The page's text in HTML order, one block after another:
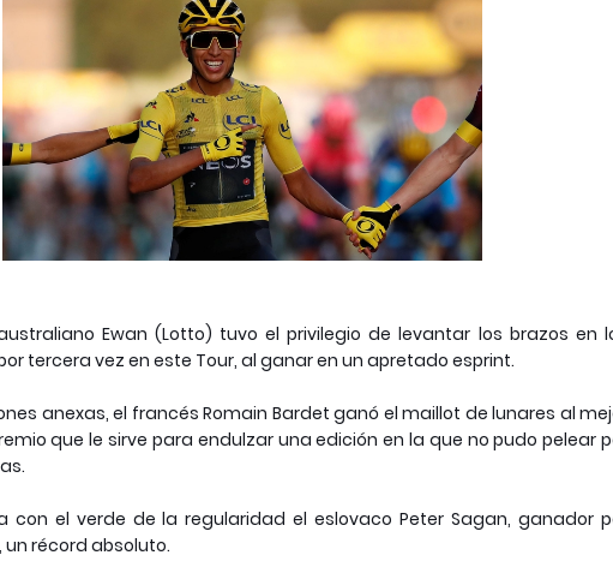
Ewan (Lotto) tuvo el privilegio de levantar los brazos en
tercera vez en este Tour, al ganar en un apretado esprint.
anexas, el francés Romain Bardet ganó el maillot de lunares al
que le sirve para endulzar una edición en la que no pudo pelear
con el verde de la regularidad el eslovaco Peter Sagan, ganador
récord absoluto.